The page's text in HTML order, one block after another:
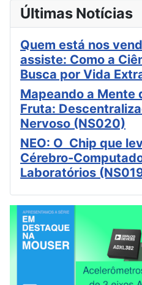
Últimas Notícias
Quem está nos
assiste: Como a
Busca por Vida
Mapeando a Mente
Fruta:
Nervoso (NS020)
NEO: O Chip que
Cérebro-
Laboratórios